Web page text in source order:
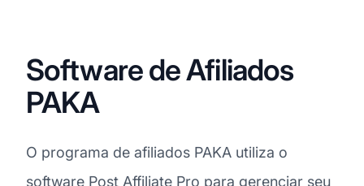
Software de Afiliados
PAKA
O programa de afiliados PAKA utiliza o
software Post Affiliate Pro para gerenciar seu